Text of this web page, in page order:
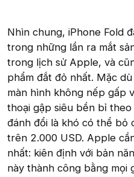
Nhìn chung, iPhone Fold
trong những lần ra mắt
trong lịch sử Apple, và
phẩm đắt đỏ nhất. Mặc
màn hình không nếp gấp
thoại gập siêu bền bỉ
đánh đổi là khó có thể bỏ
trên 2.000 USD. Apple
nhất: kiên định với bản
này thành công bằng mọi